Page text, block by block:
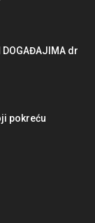
DOGAĐAJIMA dr
pokreću